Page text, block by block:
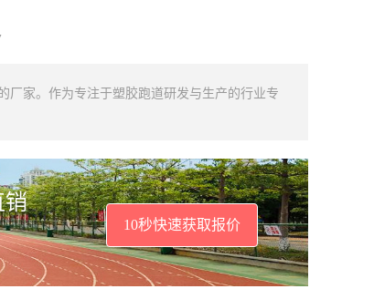
厂家。作为专注于塑胶跑道研发与生产的行业专
销
10秒快速获取报价